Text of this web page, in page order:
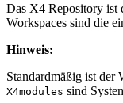
Das X4 Repository ist
Workspaces sind die
Hinweis:
Standardmäßig ist der
X4modules sind